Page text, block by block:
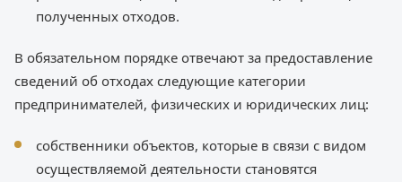
полученных отходов.
В обязательном порядке отвечают за предоставление
сведений об отходах следующие категории
предпринимателей, физических и юридических лиц:
собственники объектов, которые в связи с видом
осуществляемой деятельности становятся